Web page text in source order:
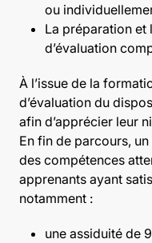
ou
La préparation et
d’évaluation
À l’issue de la
d’évaluation du
afin d’apprécier leur
En fin de parcours,
des compétences
apprenants ayant
notamment :
une assiduité de